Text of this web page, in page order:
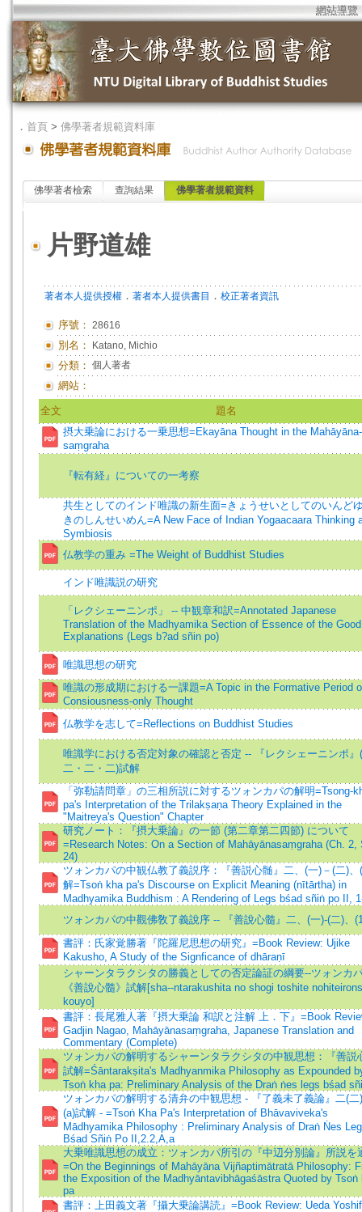
網站導覽
． 首頁 > 佛學著者規範資料庫
佛學著者檢索 查詢結果 佛學著者規範資料
片野道雄
著者本人提供授權 ． 著者本人提供書目 ． 校正著者資訊
序號： 28616
別名： Katano, Michio
分類： 個人著者
網站：
全文
題名
摂大乗論における一乗思想=Ekayāna Thought in the Mahāyāna-
saṃgraha
『転有経』についての一考察
共生としてのインド唯識の新生面=きょうせいとしてのいんど
きのしんせいめん=A New Face of Indian Yogaacaara Thinking
Symbiosis
仏教学の重み =The Weight of Buddhist Studies
インド唯識説の研究
「レクシェーニンポ」 -- 中観章和訳=Annotated Japanese
Translation of the Madhyamika Section of Essence of the Good
Explanations (Legs b?ad sñin po)
唯識思想の研究
唯識の形成期における一課題=A Topic in the Formative Period
Consiousness-only Thought
仏教学を志して=Reflections on Buddhist Studies
唯識学における否定対象の確認と否定 -- 『レクシェーニンポ』
二・二・二)試解
「弥勒請問章」の三相所説に対するツォンカパの解明=Tsong-
pa's Interpretation of the Trilakṣaṇa Theory Explained in the
"Maitreya's Question" Chapter
研究ノート：『摂大乗論』の一節 (第二章第二四節) について
=Research Notes: On a Section of Mahāyānasaṃgraha (Ch. 2,
24)
ツォンカパの中観仏教了義説序：『善説心髄』二、(一)－(二)、
解=Tsoṅ kha pa's Discourse on Explicit Meaning (nītārtha) in
Madhyamika Buddhism : A Rendering of Legs bśad sñiṅ po II,
ツォンカパの中觀佛敎了義說序 -- 『善說心髓』二、(一)-(二)、
書評：氏家覚勝著『陀羅尼思想の研究』=Book Review: Ujike
Kakusho, A Study of the Signficance of dhāraṇī
シャーンタラクシタの勝義としての否定論証の綱要--ツォンカ
《善說心髓》試解[sha--ntarakushita no shogi toshite
kouyo]
書評：長尾雅人著『摂大乗論 和訳と注解 上．下』=Book
Gadjin Nagao, Mahāyānasaṃgraha, Japanese Translation and
Commentary (Complete)
ツォンカパの解明するシャーンタラクシタの中観思想：『善説
試解=Śāntarakṣita's Madhyanmika Philosophy as Expounded
Tsoṅ kha pa: Preliminary Analysis of the Draṅ ṅes legs bśad
ツォンカパの解明する清弁の中観思想 - 『了義未了義論』二(二
(a)試解 - =Tsoṅ Kha Pa's Interpretation of Bhāvaviveka's
Mādhyamika Philosophy : Preliminary Analysis of Draṅ Ṅes
Bśad Sñiṅ Po II,2.2,A,a
大乗唯識思想の成立：ツォンカパ所引の『中辺分別論』所説を
=On the Beginnings of Mahāyāna Vijñaptimātratā Philosophy:
the Exposition of the Madhyāntavibhāgaśāstra Quoted by Tsoṅ
pa
書評：上田義文著『攝大乗論講読』=Book Review: Ueda